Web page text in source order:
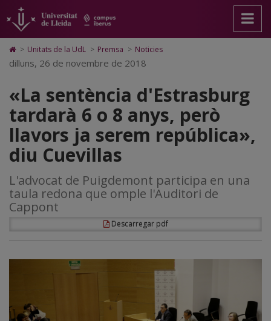
«La
sentència
d'Estrasburg
tardarà
o
anys,
però
llavors
ja
serem
república»,
pàgina
principal.
Universitat
Lleida
contingut
principal
Mapa
Web.
Universitat
Cerca
Accessibilitat.
Universitat
Lleida
Icono
de
Home
a
la
página
de
inicio
> Unitats de la UdL > Premsa > Noticies
dilluns, 26 de novembre de 2018
«La sentència d'Estrasburg
tardarà 6 o 8 anys, però
llavors ja serem república»,
diu Cuevillas
L'advocat de Puigdemont participa en una
taula redona que omple l'Auditori de
Cappont
Descarregar pdf